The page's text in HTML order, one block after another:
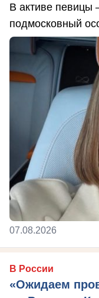
В активе певицы
подмосковный
07.08.2026
В России
«Ожидаем